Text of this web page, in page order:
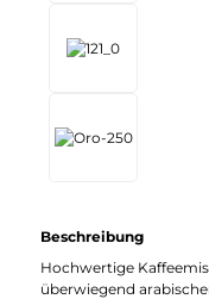
Beschreibung
Hochwertige
überwiegend